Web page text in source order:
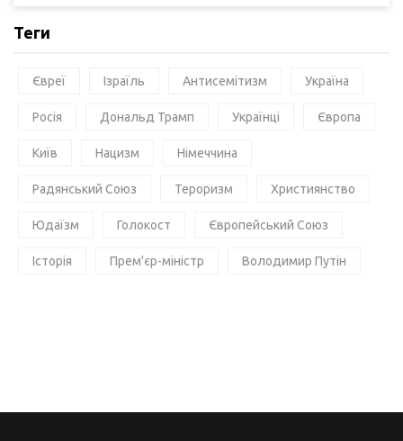
Теги
Євреї Ізраїль Антисемітизм Україна
Росія Дональд Трамп Українці Європа
Київ Нацизм Німеччина
Радянський Союз Тероризм Християнство
Юдаїзм Голокост Європейський Союз
Історія Прем'єр-міністр Володимир Путін